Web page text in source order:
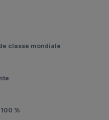
classe mondiale
%